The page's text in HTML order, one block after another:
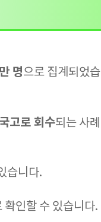
명으로 집계되었습
고로 회수되는 사례
습니다.
확인할 수 있습니다.